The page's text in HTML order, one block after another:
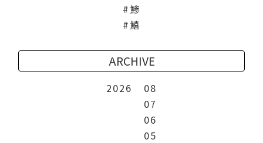
鯵
鱚
ARCHIVE
2026
08
07
06
05